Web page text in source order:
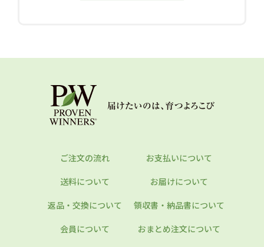
ご注文の流れ
お支払いについて
送料について
お届けについて
返品・交換について
領収書・納品書について
会員について
おまとめ注文について